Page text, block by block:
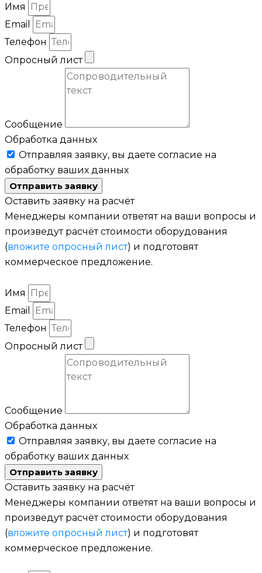
Имя
Email
Телефон
Опросный лист
Сообщение
Обработка данных
Отправляя заявку, вы даете согласие на
обработку ваших данных
Отправить заявку
Оставить заявку на расчёт
Менеджеры компании ответят на ваши вопросы и
произведут расчёт стоимости оборудования
(вложите опросный лист) и подготовят
коммерческое предложение.
Имя
Email
Телефон
Опросный лист
Сообщение
Обработка данных
Отправляя заявку, вы даете согласие на
обработку ваших данных
Отправить заявку
Оставить заявку на расчёт
Менеджеры компании ответят на ваши вопросы и
произведут расчёт стоимости оборудования
(вложите опросный лист) и подготовят
коммерческое предложение.